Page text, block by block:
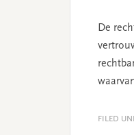
De
FILED